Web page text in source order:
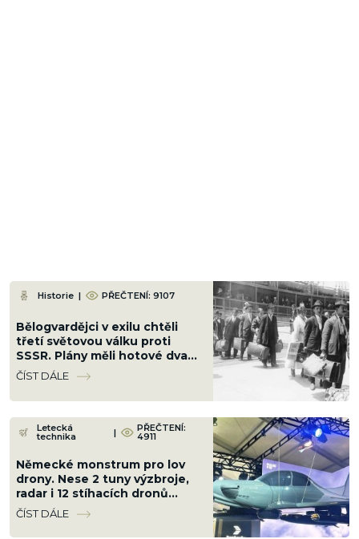
Historie | PŘEČTENÍ: 9107
Bělogvardějci v exilu chtěli
třetí světovou válku proti
SSSR. Plány měli hotové dva
roky před vznikem NATO
ČÍST DÁLE
Letecká
technika | PŘEČTENÍ:
4911
Německé monstrum pro lov
drony. Nese 2 tuny výzbroje,
radar i 12 stíhacích dronů
najednou
ČÍST DÁLE